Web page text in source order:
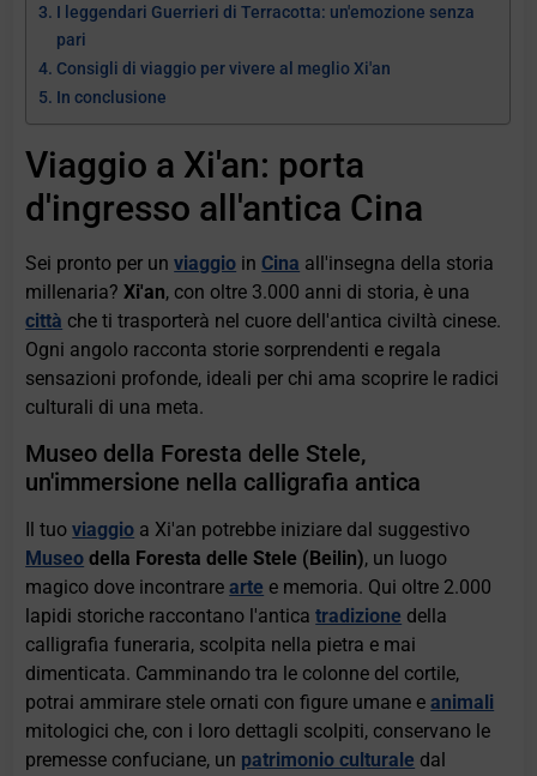
I leggendari Guerrieri di Terracotta: un'emozione senza
pari
Consigli di viaggio per vivere al meglio Xi'an
In conclusione
Viaggio a Xi'an: porta
d'ingresso all'antica Cina
Sei pronto per unviaggio in Cina all'insegna della storia
millenaria?Xi'an, con oltre 3.000 anni di storia, è una
città che ti trasporterà nel cuore dell'antica civiltà cinese.
Ogni angolo racconta storie sorprendenti e regala
sensazioni profonde, ideali per chi ama scoprire le radici
culturali di una meta.
Museo della Foresta delle Stele,
un'immersione nella calligrafia antica
Il tuoviaggio a Xi'an potrebbe iniziare dal suggestivo
Museo della Foresta delle Stele (Beilin), un luogo
magico dove incontrarearte e memoria. Qui oltre 2.000
lapidi storiche raccontano l'anticatradizione della
calligrafia funeraria, scolpita nella pietra e mai
dimenticata. Camminando tra le colonne del cortile,
potrai ammirare stele ornati con figure umane eanimali
mitologici che, con i loro dettagli scolpiti, conservano le
premesse confuciane, un patrimonio culturale dal